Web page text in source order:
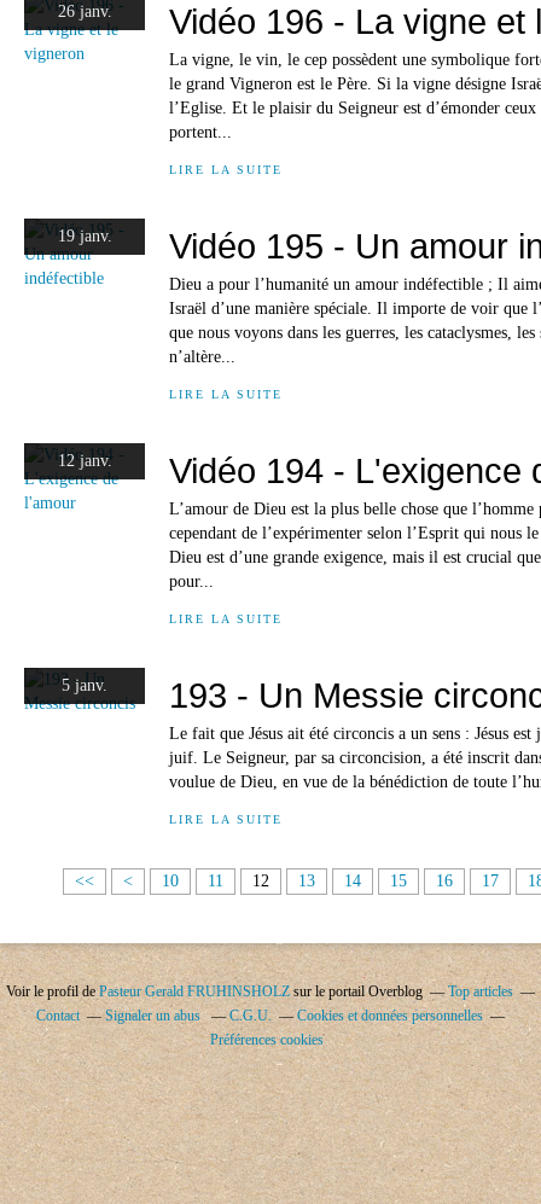
26 janv. Vidéo 196 - La vigne et
La vigne, le vin, le cep possèdent une symbolique
le grand Vigneron est le Père. Si la vigne désigne
l’Eglise. Et le plaisir du Seigneur est d’émonder
portent...
LIRE LA SUITE
19 janv. Vidéo 195 - Un amour
Dieu a pour l’humanité un amour indéfectible ; Il
Israël d’une manière spéciale. Il importe de voir que
que nous voyons dans les guerres, les cataclysmes,
n’altère...
LIRE LA SUITE
12 janv. Vidéo 194 - L'exigence
L’amour de Dieu est la plus belle chose que
cependant de l’expérimenter selon l’Esprit qui nous
Dieu est d’une grande exigence, mais il est crucial
pour...
LIRE LA SUITE
5 janv. 193 - Un Messie
Le fait que Jésus ait été circoncis a un sens : Jésus
juif. Le Seigneur, par sa circoncision, a été inscrit
voulue de Dieu, en vue de la bénédiction de toute
LIRE LA SUITE
<< < 10 11 12 13 14 15 16 17
Voir le profil dePasteur Gerald FRUHINSHOLZsur le portail Overblog
Top articles
Contact
Signaler un abus C.G.U.
Cookies et données personnelles
Préférences cookies